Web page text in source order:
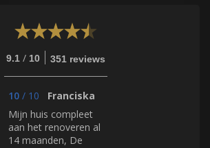
9.1 / 10 351 reviews
10 / 10
Franciska
Mijn huis compleet
aan het renoveren al
14 maanden, De